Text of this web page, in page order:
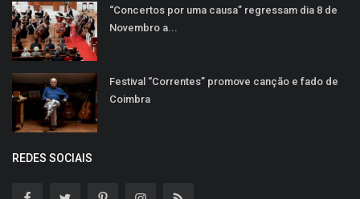
“Concertos por uma causa” regressam dia 8 de
Novembro a...
Festival “Correntes” promove canção e fado de
Coimbra
REDES SOCIAIS